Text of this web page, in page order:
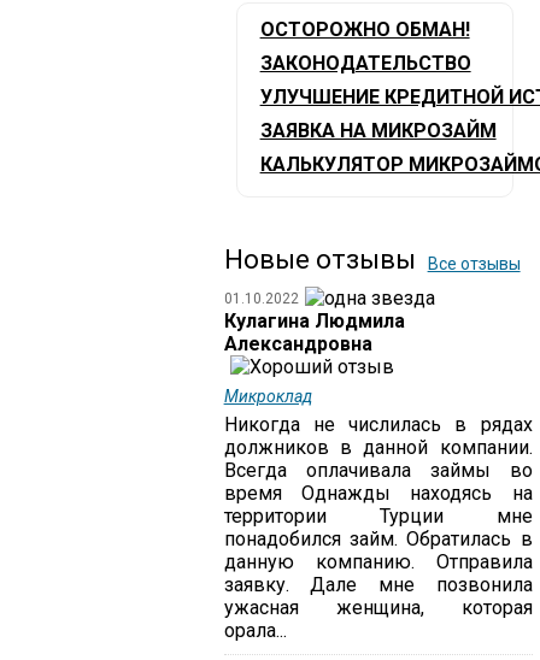
ОСТОРОЖНО ОБМАН!
ЗАКОНОДАТЕЛЬСТВО
УЛУЧШЕНИЕ КРЕДИТНОЙ
ЗАЯВКА НА МИКРОЗАЙМ
КАЛЬКУЛЯТОР
Новые отзывы Все отзывы
01.10.2022
Кулагина Людмила
Александровна
Микроклад
Никогда не числилась в рядах
должников в данной компании.
Всегда оплачивала займы во
время Однажды находясь на
территории Турции мне
понадобился займ. Обратилась в
данную компанию. Отправила
заявку. Дале мне позвонила
ужасная женщина, которая
орала...